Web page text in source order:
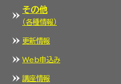
その他
（各種情報）
更新情報
Web申込み
講座情報